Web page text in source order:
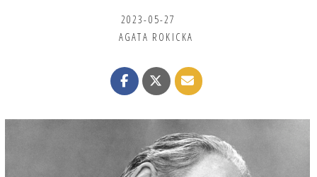
2023-05-27
AGATA ROKICKA